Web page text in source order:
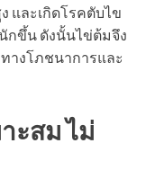
และเกิดโรคตับไข
กขึ้น ดังนั้นไข่ต้มจึง
างโภชนาการและ
ะสม ไม่